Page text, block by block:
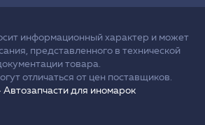
информационный характер и может
представленного в технической
товара.
отличаться от цен поставщиков.
для иномарок